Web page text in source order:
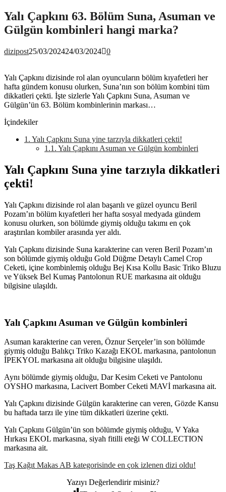
Yalı Çapkını 63. Bölüm Suna, Asuman ve
Gülgün kombinleri hangi marka?
dizipost25/03/202424/03/2024 0
Yalı Çapkını dizisinde rol alan oyuncuların bölüm kıyafetleri her
hafta gündem konusu olurken, Suna’nın son bölüm kombini tüm
dikkatleri çekti. İşte sizlerle Yalı Çapkını Suna, Asuman ve
Gülgün’ün 63. Bölüm kombinlerinin markası…
İçindekiler
1. Yalı Çapkını Suna yine tarzıyla dikkatleri çekti!
1.1. Yalı Çapkını Asuman ve Gülgün kombinleri
Yalı Çapkını Suna yine tarzıyla dikkatleri
çekti!
Yalı Çapkını dizisinde rol alan başarılı ve güzel oyuncu Beril
Pozam’ın bölüm kıyafetleri her hafta sosyal medyada gündem
konusu olurken, son bölümde giymiş olduğu takımı en çok
araştırılan kombiler arasında yer aldı.
Yalı Çapkını dizisinde Suna karakterine can veren Beril Pozam’ın
son bölümde giymiş olduğu Gold Düğme Detaylı Camel Crop
Ceketi, içine kombinlemiş olduğu Bej Kısa Kollu Basic Triko Bluzu
ve Yüksek Bel Kumaş Pantolonun RUE markasına ait olduğu
bilgisine ulaşıldı.
Yalı Çapkını Asuman ve Gülgün kombinleri
Asuman karakterine can veren, Öznur Serçeler’in son bölümde
giymiş olduğu Balıkçı Triko Kazağı EKOL markasına, pantolonun
İPEKYOL markasına ait olduğu bilgisine ulaşıldı.
Aynı bölümde giymiş olduğu, Dar Kesim Ceketi ve Pantolonu
OYSHO markasına, Lacivert Bomber Ceketi MAVİ markasına ait.
Yalı Çapkını dizisinde Gülgün karakterine can veren, Gözde Kansu
bu haftada tarzı ile yine tüm dikkatleri üzerine çekti.
Yalı Çapkını Gülgün’ün son bölümde giymiş olduğu, V Yaka
Hırkası EKOL markasına, siyah fitilli eteği W COLLECTION
markasına ait.
Taş Kağıt Makas AB kategorisinde en çok izlenen dizi oldu!
Yazıyı Değerlendirir misiniz?